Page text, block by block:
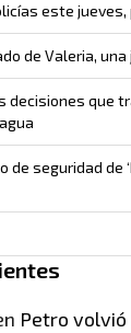
este jueves,
de Valeria,
decisiones que
seguridad de
Petro volvió